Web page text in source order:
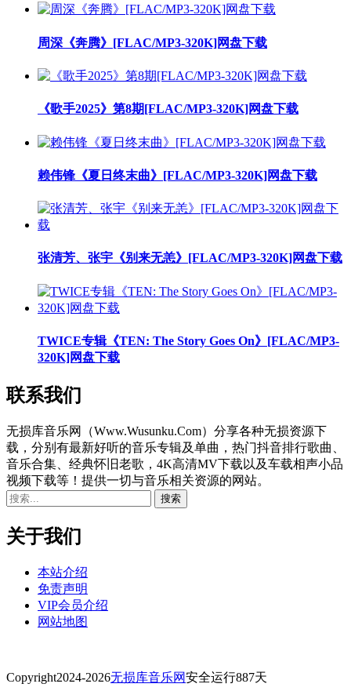
周深《奔腾》[FLAC/MP3-320K]网盘下载
《歌手2025》第8期[FLAC/MP3-320K]网盘下载
赖伟锋《夏日终末曲》[FLAC/MP3-320K]网盘下载
张清芳、张宇《别来无恙》[FLAC/MP3-320K]网盘下载
TWICE专辑《TEN: The Story Goes On》[FLAC/MP3-
320K]网盘下载
联系我们
无损库音乐网（Www.Wusunku.Com）分享各种无损资源下
载，分别有最新好听的音乐专辑及单曲，热门抖音排行歌曲、
音乐合集、经典怀旧老歌，4K高清MV下载以及车载相声小品
视频下载等！提供一切与音乐相关资源的网站。
关于我们
本站介绍
免责声明
VIP会员介绍
网站地图
Copyright2024-2026无损库音乐网安全运行887天